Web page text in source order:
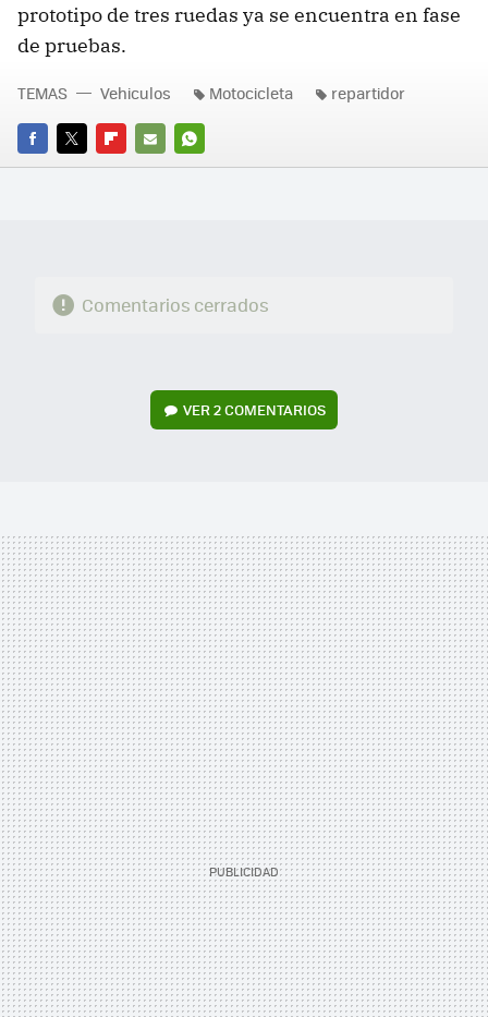
prototipo de tres ruedas ya se encuentra en fase
de pruebas.
FACEBOOK
TWITTERFLIPBOARD
E-
WHATSAPP
TEMAS Vehiculos Motocicleta repartidor
Comentarios cerrados
VER2 COMENTARIOS